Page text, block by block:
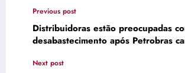
Previous post
Distribuidoras estão preocupadas
desabastecimento após Petrobras
Next post